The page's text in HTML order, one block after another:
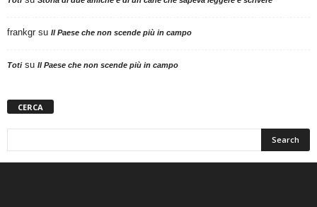
frankgr su Il Paese che non scende più in campo
Totisu Il Paese che non scende più in campo
CERCA